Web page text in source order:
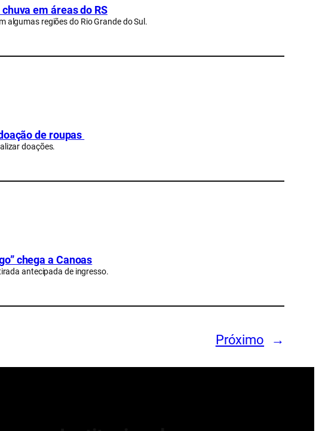
em áreas do RS
algumas regiões do Rio Grande do Sul.
de roupas
doações.
chega a Canoas
antecipada de ingresso.
Próximo →